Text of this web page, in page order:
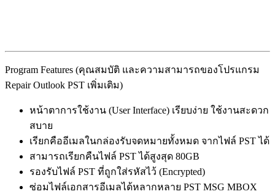
Program Features (คุณสมบัติ และความสามารถของโปรแกรม
Repair Outlook PST เพิ่มเติม)
หน้าตาการใช้งาน (User Interface) เรียบง่าย ใช้งานสะดวก
สบาย
เรียกคืออีเมลในกล่องรับจดหมายทั้งหมด จากไฟล์ PST ได้
สามารถเรียกคืนไฟล์ PST ได้สูงสุด 80GB
รองรับไฟล์ PST ที่ถูกใส่รหัสไว้ (Encrypted)
ซ่อมไฟล์เอกสารอีเมลได้หลากหลาย PST MSG MBOX